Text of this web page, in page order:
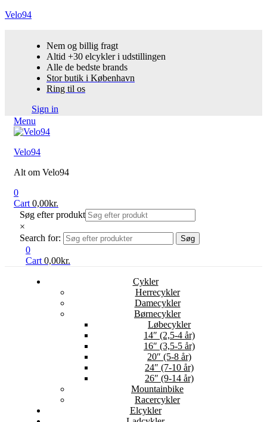
Velo94
Nem og billig fragt
Altid +30 elcykler i udstillingen
Alle de bedste brands
Stor butik i København
Ring til os
Sign in
Menu
Velo94
Alt om Velo94
0
Cart 0,00kr.
Søg efter produkt
×
Search for:
Søg
0
Cart 0,00kr.
Cykler
Herrecykler
Damecykler
Børnecykler
Løbecykler
14″ (2,5-4 år)
16″ (3,5-5 år)
20″ (5-8 år)
24″ (7-10 år)
26″ (9-14 år)
Mountainbike
Racercykler
Elcykler